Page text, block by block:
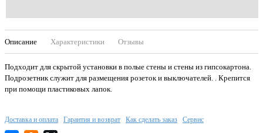
Описание Характеристики Отзывы
Подходит для скрытой установки в полые стены и стены из гипсокартона.
Подрозетник служит для размещения розеток и выключателей. . Крепится
при помощи пластиковых лапок.
Доставка и оплата Гарантия и возврат Как сделать заказ Сервис